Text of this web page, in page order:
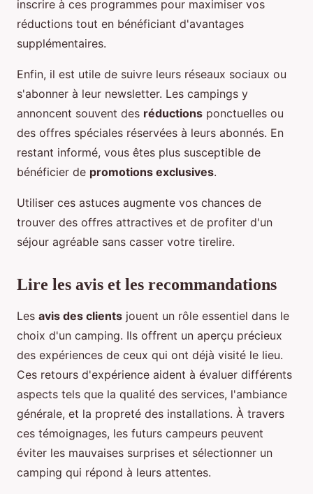
inscrire à ces programmes pour maximiser vos
réductions tout en bénéficiant d'avantages
supplémentaires.
Enfin, il est utile de suivre leurs réseaux sociaux ou
s'abonner à leur newsletter. Les campings y
annoncent souvent des réductions ponctuelles ou
des offres spéciales réservées à leurs abonnés. En
restant informé, vous êtes plus susceptible de
bénéficier de promotions exclusives.
Utiliser ces astuces augmente vos chances de
trouver des offres attractives et de profiter d'un
séjour agréable sans casser votre tirelire.
Lire les avis et les recommandations
Les avis des clients jouent un rôle essentiel dans le
choix d'un camping. Ils offrent un aperçu précieux
des expériences de ceux qui ont déjà visité le lieu.
Ces retours d'expérience aident à évaluer différents
aspects tels que la qualité des services, l'ambiance
générale, et la propreté des installations. À travers
ces témoignages, les futurs campeurs peuvent
éviter les mauvaises surprises et sélectionner un
camping qui répond à leurs attentes.